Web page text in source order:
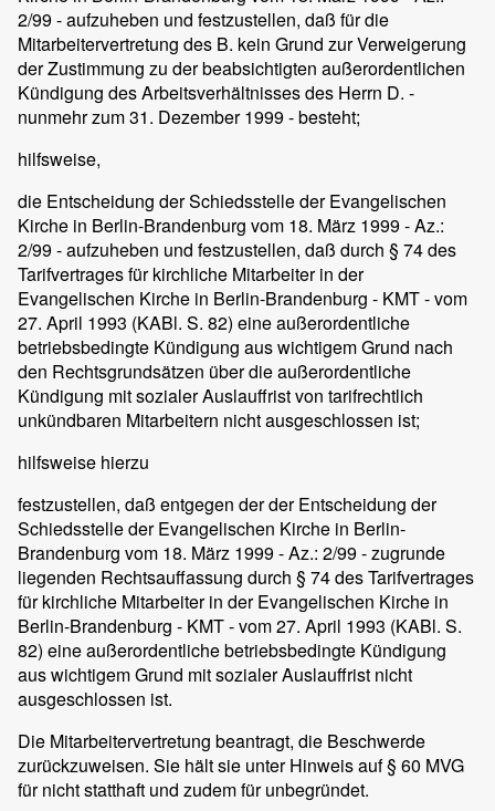
2/99 - aufzuheben und festzustellen, daß für die
Mitarbeitervertretung des B. kein Grund zur Verweigerung
der Zustimmung zu der beabsichtigten außerordentlichen
Kündigung des Arbeitsverhältnisses des Herrn D. -
nunmehr zum 31. Dezember 1999 - besteht;
hilfsweise,
die Entscheidung der Schiedsstelle der Evangelischen
Kirche in Berlin-Brandenburg vom 18. März 1999 - Az.:
2/99 - aufzuheben und festzustellen, daß durch § 74 des
Tarifvertrages für kirchliche Mitarbeiter in der
Evangelischen Kirche in Berlin-Brandenburg - KMT - vom
27. April 1993 (KABl. S. 82) eine außerordentliche
betriebsbedingte Kündigung aus wichtigem Grund nach
den Rechtsgrundsätzen über die außerordentliche
Kündigung mit sozialer Auslauffrist von tarifrechtlich
unkündbaren Mitarbeitern nicht ausgeschlossen ist;
hilfsweise hierzu
festzustellen, daß entgegen der der Entscheidung der
Schiedsstelle der Evangelischen Kirche in Berlin-
Brandenburg vom 18. März 1999 - Az.: 2/99 - zugrunde
liegenden Rechtsauffassung durch § 74 des Tarifvertrages
für kirchliche Mitarbeiter in der Evangelischen Kirche in
Berlin-Brandenburg - KMT - vom 27. April 1993 (KABl. S.
82) eine außerordentliche betriebsbedingte Kündigung
aus wichtigem Grund mit sozialer Auslauffrist nicht
ausgeschlossen ist.
Die Mitarbeitervertretung beantragt, die Beschwerde
zurückzuweisen. Sie hält sie unter Hinweis auf § 60 MVG
für nicht statthaft und zudem für unbegründet.